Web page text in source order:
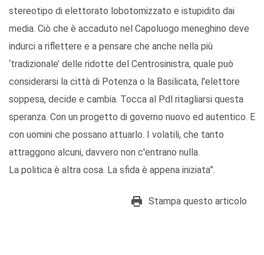
stereotipo di elettorato lobotomizzato e istupidito dai
media. Ciò che è accaduto nel Capoluogo meneghino deve
indurci a riflettere e a pensare che anche nella più
‘tradizionale’ delle ridotte del Centrosinistra, quale può
considerarsi la città di Potenza o la Basilicata, l'elettore
soppesa, decide e cambia. Tocca al Pdl ritagliarsi questa
speranza. Con un progetto di governo nuovo ed autentico. E
con uomini che possano attuarlo. I volatili, che tanto
attraggono alcuni, davvero non c'entrano nulla.
La politica è altra cosa. La sfida è appena iniziata”.
Stampa questo articolo